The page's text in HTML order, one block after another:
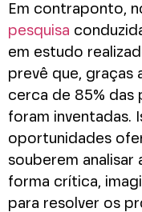
Em contraponto,
pesquisa
em estudo
prevê que, graças
cerca de 85% das
foram inventadas.
oportunidades
souberem analisar
forma crítica,
para resolver os